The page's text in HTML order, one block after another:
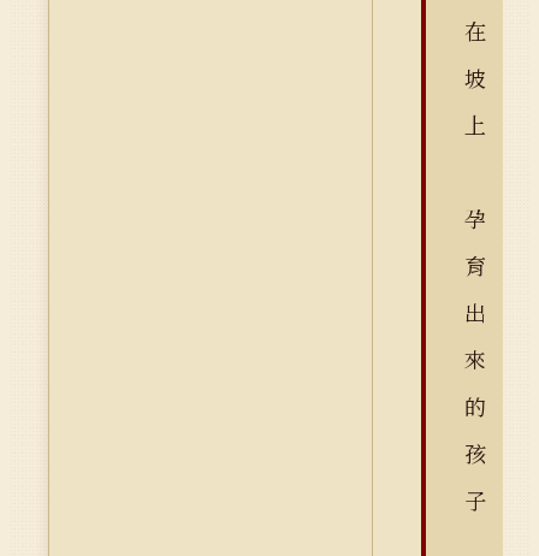
在
坡
上
孕
育
出
來
的
孩
子